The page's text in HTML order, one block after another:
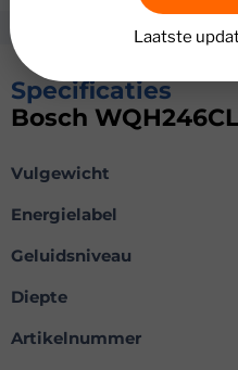
Specificaties
Bosch
Vulgewicht
Energielabel
Geluidsniveau
Diepte
Artikelnummer
Laatste